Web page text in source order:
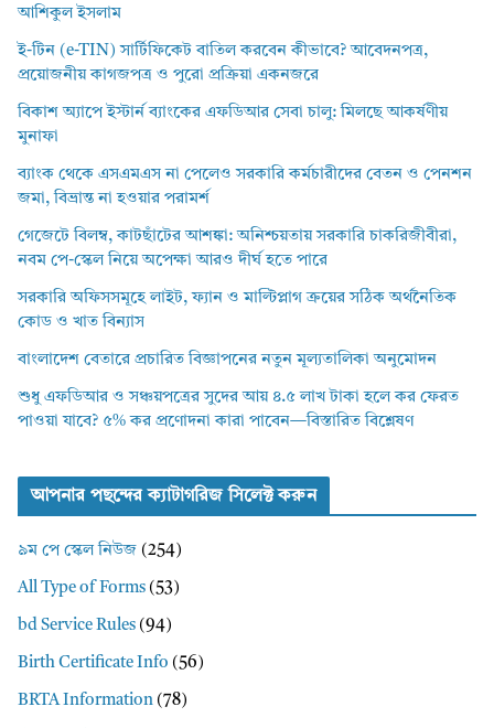
আশিকুল ইসলাম
ই-টিন (e-TIN) সার্টিফিকেট বাতিল করবেন কীভাবে? আবেদনপত্র,
প্রয়োজনীয় কাগজপত্র ও পুরো প্রক্রিয়া একনজরে
বিকাশ অ্যাপে ইস্টার্ন ব্যাংকের এফডিআর সেবা চালু: মিলছে আকর্ষণীয়
মুনাফা
ব্যাংক থেকে এসএমএস না পেলেও সরকারি কর্মচারীদের বেতন ও পেনশন
জমা, বিভ্রান্ত না হওয়ার পরামর্শ
গেজেটে বিলম্ব, কাটছাঁটের আশঙ্কা: অনিশ্চয়তায় সরকারি চাকরিজীবীরা,
নবম পে-স্কেল নিয়ে অপেক্ষা আরও দীর্ঘ হতে পারে
সরকারি অফিসসমূহে লাইট, ফ্যান ও মাল্টিপ্লাগ ক্রয়ের সঠিক অর্থনৈতিক
কোড ও খাত বিন্যাস
বাংলাদেশ বেতারে প্রচারিত বিজ্ঞাপনের নতুন মূল্যতালিকা অনুমোদন
শুধু এফডিআর ও সঞ্চয়পত্রের সুদের আয় ৪.৫ লাখ টাকা হলে কর ফেরত
পাওয়া যাবে? ৫% কর প্রণোদনা কারা পাবেন—বিস্তারিত বিশ্লেষণ
আপনার পছন্দের ক্যাটাগরিজ সিলেক্ট করুন
৯ম পে স্কেল নিউজ (254)
All Type of Forms (53)
bd Service Rules (94)
Birth Certificate Info (56)
BRTA Information (78)